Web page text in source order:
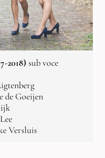
2018) sub voce
de Goeijen
Versluis